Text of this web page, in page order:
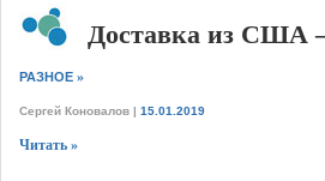
Доставка из США
РАЗНОЕ»
Сергей Коновалов| 15.01.2019
Читать »